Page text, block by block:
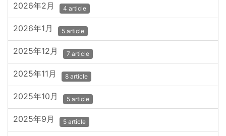
2026年2月 4 article
2026年1月 5 article
2025年12月 7 article
2025年11月 8 article
2025年10月 5 article
2025年9月 5 article